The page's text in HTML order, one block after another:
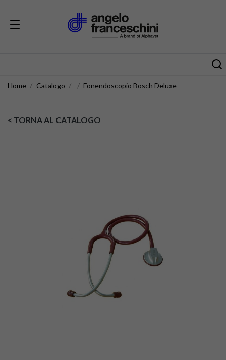
Home Catalogo Fonendoscopio Bosch Deluxe
< TORNA AL CATALOGO